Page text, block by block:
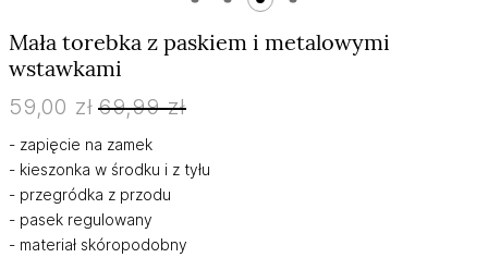
to
the
of
images
gallery
Mała torebka z paskiem i metalowymi
wstawkami
59,00 zł 69,99 zł
- zapięcie na zamek
- kieszonka w środku i z tyłu
- przegródka z przodu
- pasek regulowany
- materiał skóropodobny